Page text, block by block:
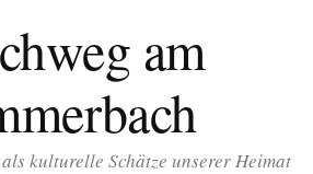
am
kulturelle Schätze unserer Heimat